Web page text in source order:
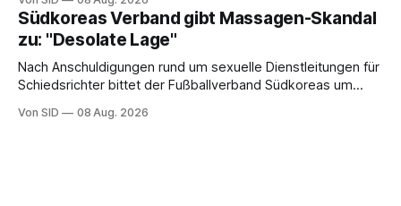
Südkoreas Verband gibt Massagen-Skandal
zu: "Desolate Lage"
Nach Anschuldigungen rund um sexuelle Dienstleitungen für
Schiedsrichter bittet der Fußballverband Südkoreas um
Von SID 08 Aug. 2026